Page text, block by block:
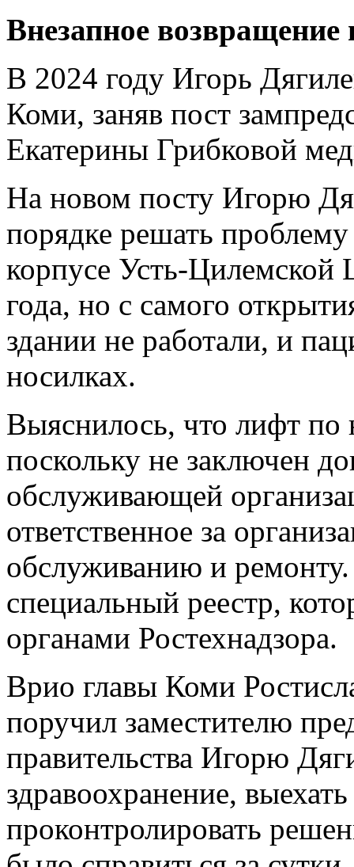
Внезапное возвращение
В 2024 году Игорь
Коми, заняв пост
Екатерины Грибковой
На новом посту Игорю
порядке решать
корпусе Усть-Цилемской
года, но с самого
здании не работали, и
носилках.
Выяснилось, что лифт по
поскольку не заключен
обслуживающей
ответственное за
обслуживанию и
специальный реестр,
органами Ростехнадзора.
Врио главы Коми
поручил заместителю
правительства Игорю
здравоохранение,
проконтролировать